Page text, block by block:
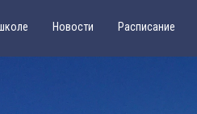
Новости Расписание